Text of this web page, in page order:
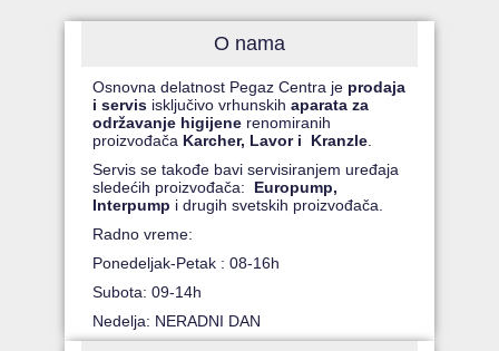
O nama
Osnovna delatnost Pegaz Centra je prodaja
i servis isključivo vrhunskihaparata za
održavanje higijene renomiranih
proizvođača Karcher, Lavor i Kranzle.
Servis se takođe bavi servisiranjem uređaja
sledećih proizvođača: Europump,
Interpump i drugih svetskih proizvođača.
Radno vreme:
Ponedeljak-Petak : 08-16h
Subota: 09-14h
Nedelja: NERADNI DAN